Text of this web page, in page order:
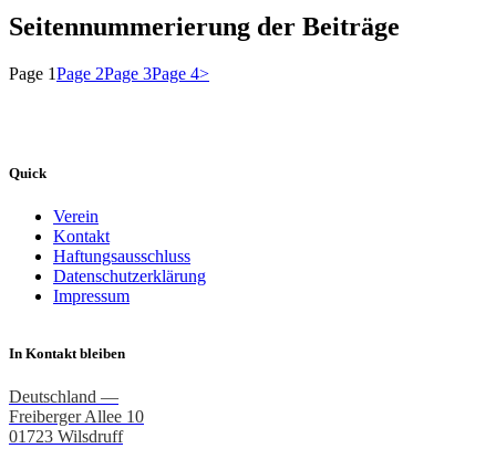
Seitennummerierung der Beiträge
Page 1Page 2Page 3Page 4>
Quick
Verein
Kontakt
Haftungsausschluss
Datenschutzerklärung
Impressum
In Kontakt bleiben
Deutschland —
Freiberger Allee 10
01723 Wilsdruff